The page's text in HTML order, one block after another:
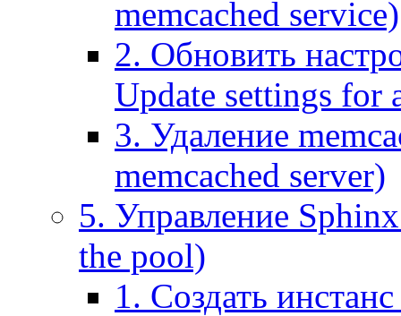
memcached service)
2. Обновить
Update settings for
3. Удаление
memcached server)
5. Управление
the pool)
1. Создать